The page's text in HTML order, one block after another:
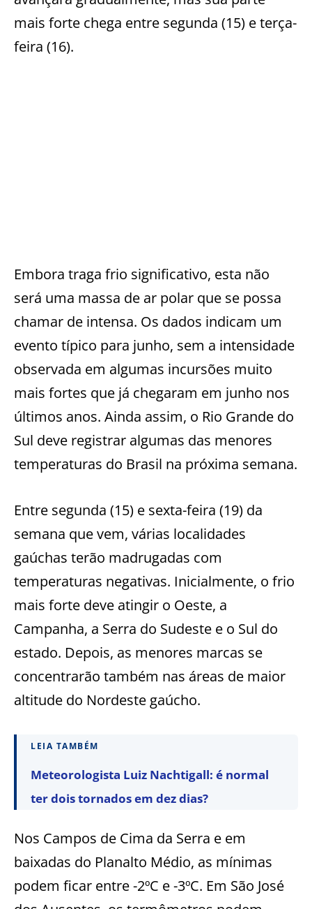
mais forte chega entre segunda (15) e terça-
feira (16).
Embora traga frio significativo, esta não
será uma massa de ar polar que se possa
chamar de intensa. Os dados indicam um
evento típico para junho, sem a intensidade
observada em algumas incursões muito
mais fortes que já chegaram em junho nos
últimos anos. Ainda assim, o Rio Grande do
Sul deve registrar algumas das menores
temperaturas do Brasil na próxima semana.
Entre segunda (15) e sexta-feira (19) da
semana que vem, várias localidades
gaúchas terão madrugadas com
temperaturas negativas. Inicialmente, o frio
mais forte deve atingir o Oeste, a
Campanha, a Serra do Sudeste e o Sul do
estado. Depois, as menores marcas se
concentrarão também nas áreas de maior
altitude do Nordeste gaúcho.
LEIA TAMBÉM
Meteorologista Luiz Nachtigall: é normal
ter dois tornados em dez dias?
Nos Campos de Cima da Serra e em
baixadas do Planalto Médio, as mínimas
podem ficar entre -2ºC e -3ºC. Em São José